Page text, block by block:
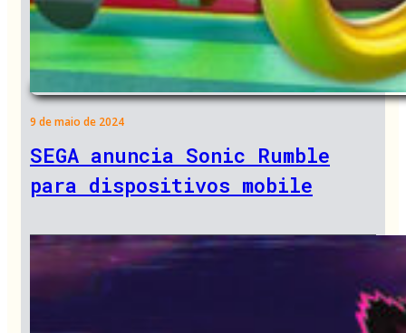
9 de maio de 2024
SEGA anuncia Sonic Rumble
para dispositivos mobile